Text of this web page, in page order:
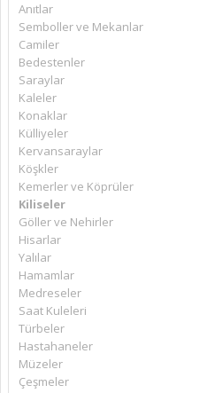
Anıtlar
Semboller ve Mekanlar
Camiler
Bedestenler
Saraylar
Kaleler
Konaklar
Külliyeler
Kervansaraylar
Köşkler
Kemerler ve Köprüler
Kiliseler
Göller ve Nehirler
Hisarlar
Yalılar
Hamamlar
Medreseler
Saat Kuleleri
Türbeler
Hastahaneler
Müzeler
Çeşmeler